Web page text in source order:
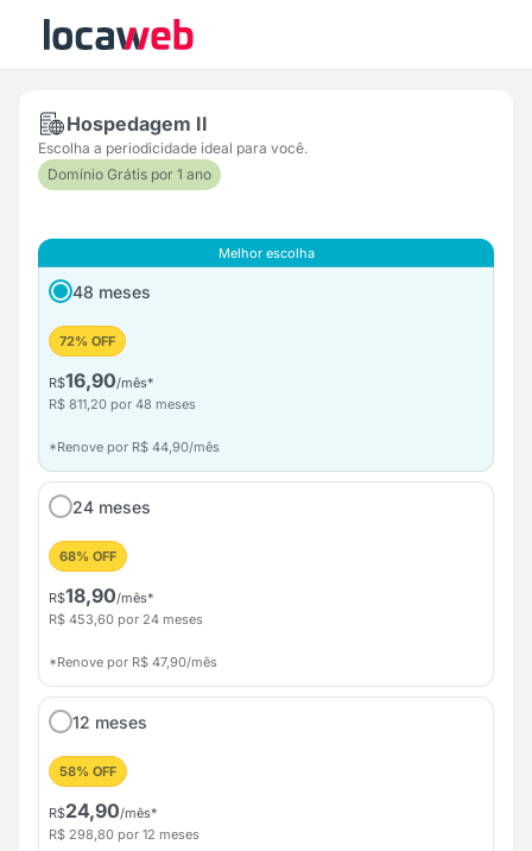
Hospedagem II
Escolha a periodicidade ideal para você.
Domínio Grátis por 1 ano
Melhor escolha
48 meses
72% OFF
R$16,90/mês*
R$ 811,20 por 48 meses
*Renove por R$ 44,90/mês
24 meses
68% OFF
R$18,90/mês*
R$ 453,60 por 24 meses
*Renove por R$ 47,90/mês
12 meses
58% OFF
R$24,90/mês*
R$ 298,80 por 12 meses